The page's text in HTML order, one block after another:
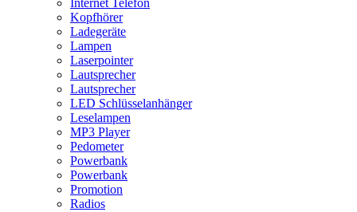
Internet Telefon
Kopfhörer
Ladegeräte
Lampen
Laserpointer
Lautsprecher
Lautsprecher
LED Schlüsselanhänger
Leselampen
MP3 Player
Pedometer
Powerbank
Powerbank
Promotion
Radios